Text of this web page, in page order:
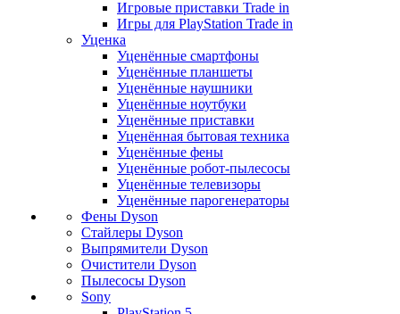
Игровые приставки Trade in
Игры для PlayStation Trade in
Уценка
Уценённые смартфоны
Уценённые планшеты
Уценённые наушники
Уценённые ноутбуки
Уценённые приставки
Уценённая бытовая техника
Уценённые фены
Уценённые робот-пылесосы
Уценённые телевизоры
Уценённые парогенераторы
Фены Dyson
Стайлеры Dyson
Выпрямители Dyson
Очистители Dyson
Пылесосы Dyson
Sony